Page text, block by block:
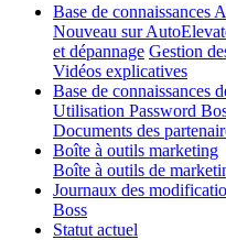
Base de connaissances
Nouveau sur
et dépannage Gestion
Vidéos explicatives
Base de connaissances
Utilisation Password
Documents des
Boîte à outils marketing
Boîte à outils de
Journaux des
Boss
Statut actuel